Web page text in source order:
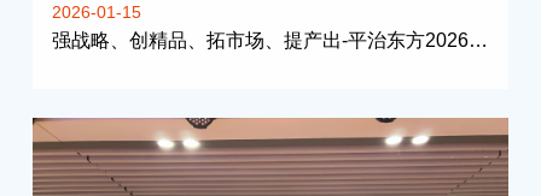
2026-01-15
强战略、创精品、拓市场、提产出-平治东方2026年经营计划分析会于北京召开